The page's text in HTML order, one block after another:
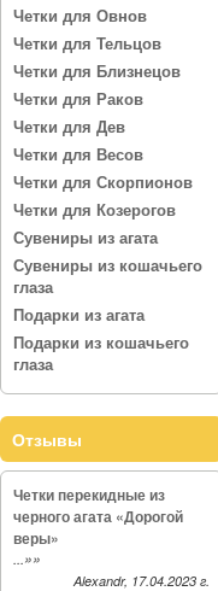
Четки для Овнов
Четки для Тельцов
Четки для Близнецов
Четки для Раков
Четки для Дев
Четки для Весов
Четки для Скорпионов
Четки для Козерогов
Сувениры из агата
Сувениры из кошачьего
глаза
Подарки из агата
Подарки из кошачьего
глаза
Отзывы
Четки перекидные из
черного агата «Дорогой
веры»
...»»
Alexandr, 17.04.2023 г.